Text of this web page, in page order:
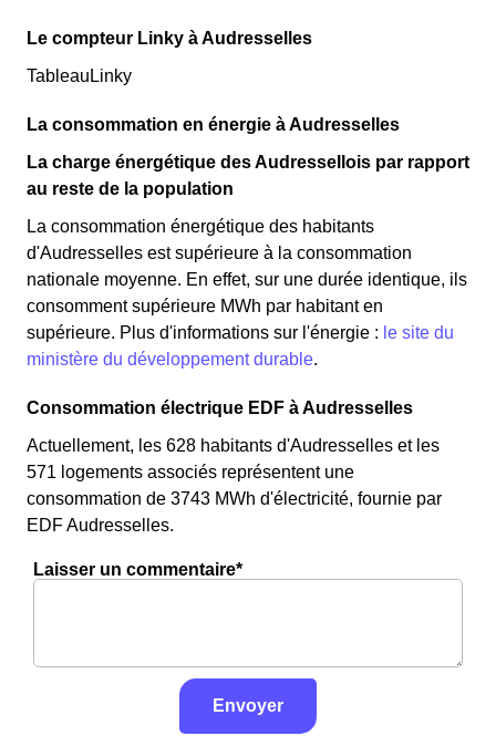
Le compteur Linky à Audresselles
TableauLinky
La consommation en énergie à Audresselles
La charge énergétique des Audressellois par rapport
au reste de la population
La consommation énergétique des habitants
d'Audresselles est supérieure à la consommation
nationale moyenne. En effet, sur une durée identique, ils
consomment supérieure MWh par habitant en
supérieure. Plus d'informations sur l'énergie : le site du
ministère du développement durable.
Consommation électrique EDF à Audresselles
Actuellement, les 628 habitants d'Audresselles et les
571 logements associés représentent une
consommation de 3743 MWh d'électricité, fournie par
EDF Audresselles.
Laisser un commentaire*
Envoyer